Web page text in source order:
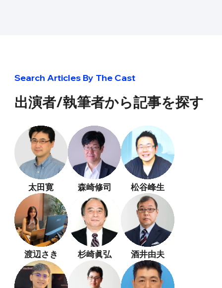
Search Articles By The Cast
出演者/執筆者から記事を探す
太田寛 森崎修司 松谷峰生
渡辺さき 杉崎眞弘 酒井由夫